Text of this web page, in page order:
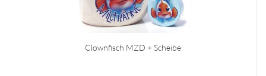
Clownfisch MZD + Scheibe